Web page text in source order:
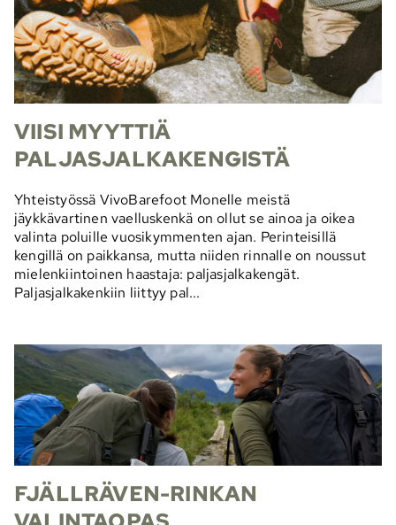
VIISI MYYTTIÄ
PALJASJALKAKENGISTÄ
Yhteistyössä VivoBarefoot Monelle meistä
jäykkävartinen vaelluskenkä on ollut se ainoa ja oikea
valinta poluille vuosikymmenten ajan. Perinteisillä
kengillä on paikkansa, mutta niiden rinnalle on noussut
mielenkiintoinen haastaja: paljasjalkakengät.
Paljasjalkakenkiin liittyy pal...
FJÄLLRÄVEN-RINKAN